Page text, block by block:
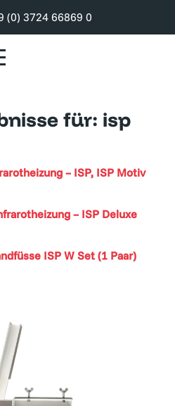
(0) 3724 66869 0
für: isp
– ISP, ISP Motiv
– ISP Deluxe
ISP W Set (1 Paar)